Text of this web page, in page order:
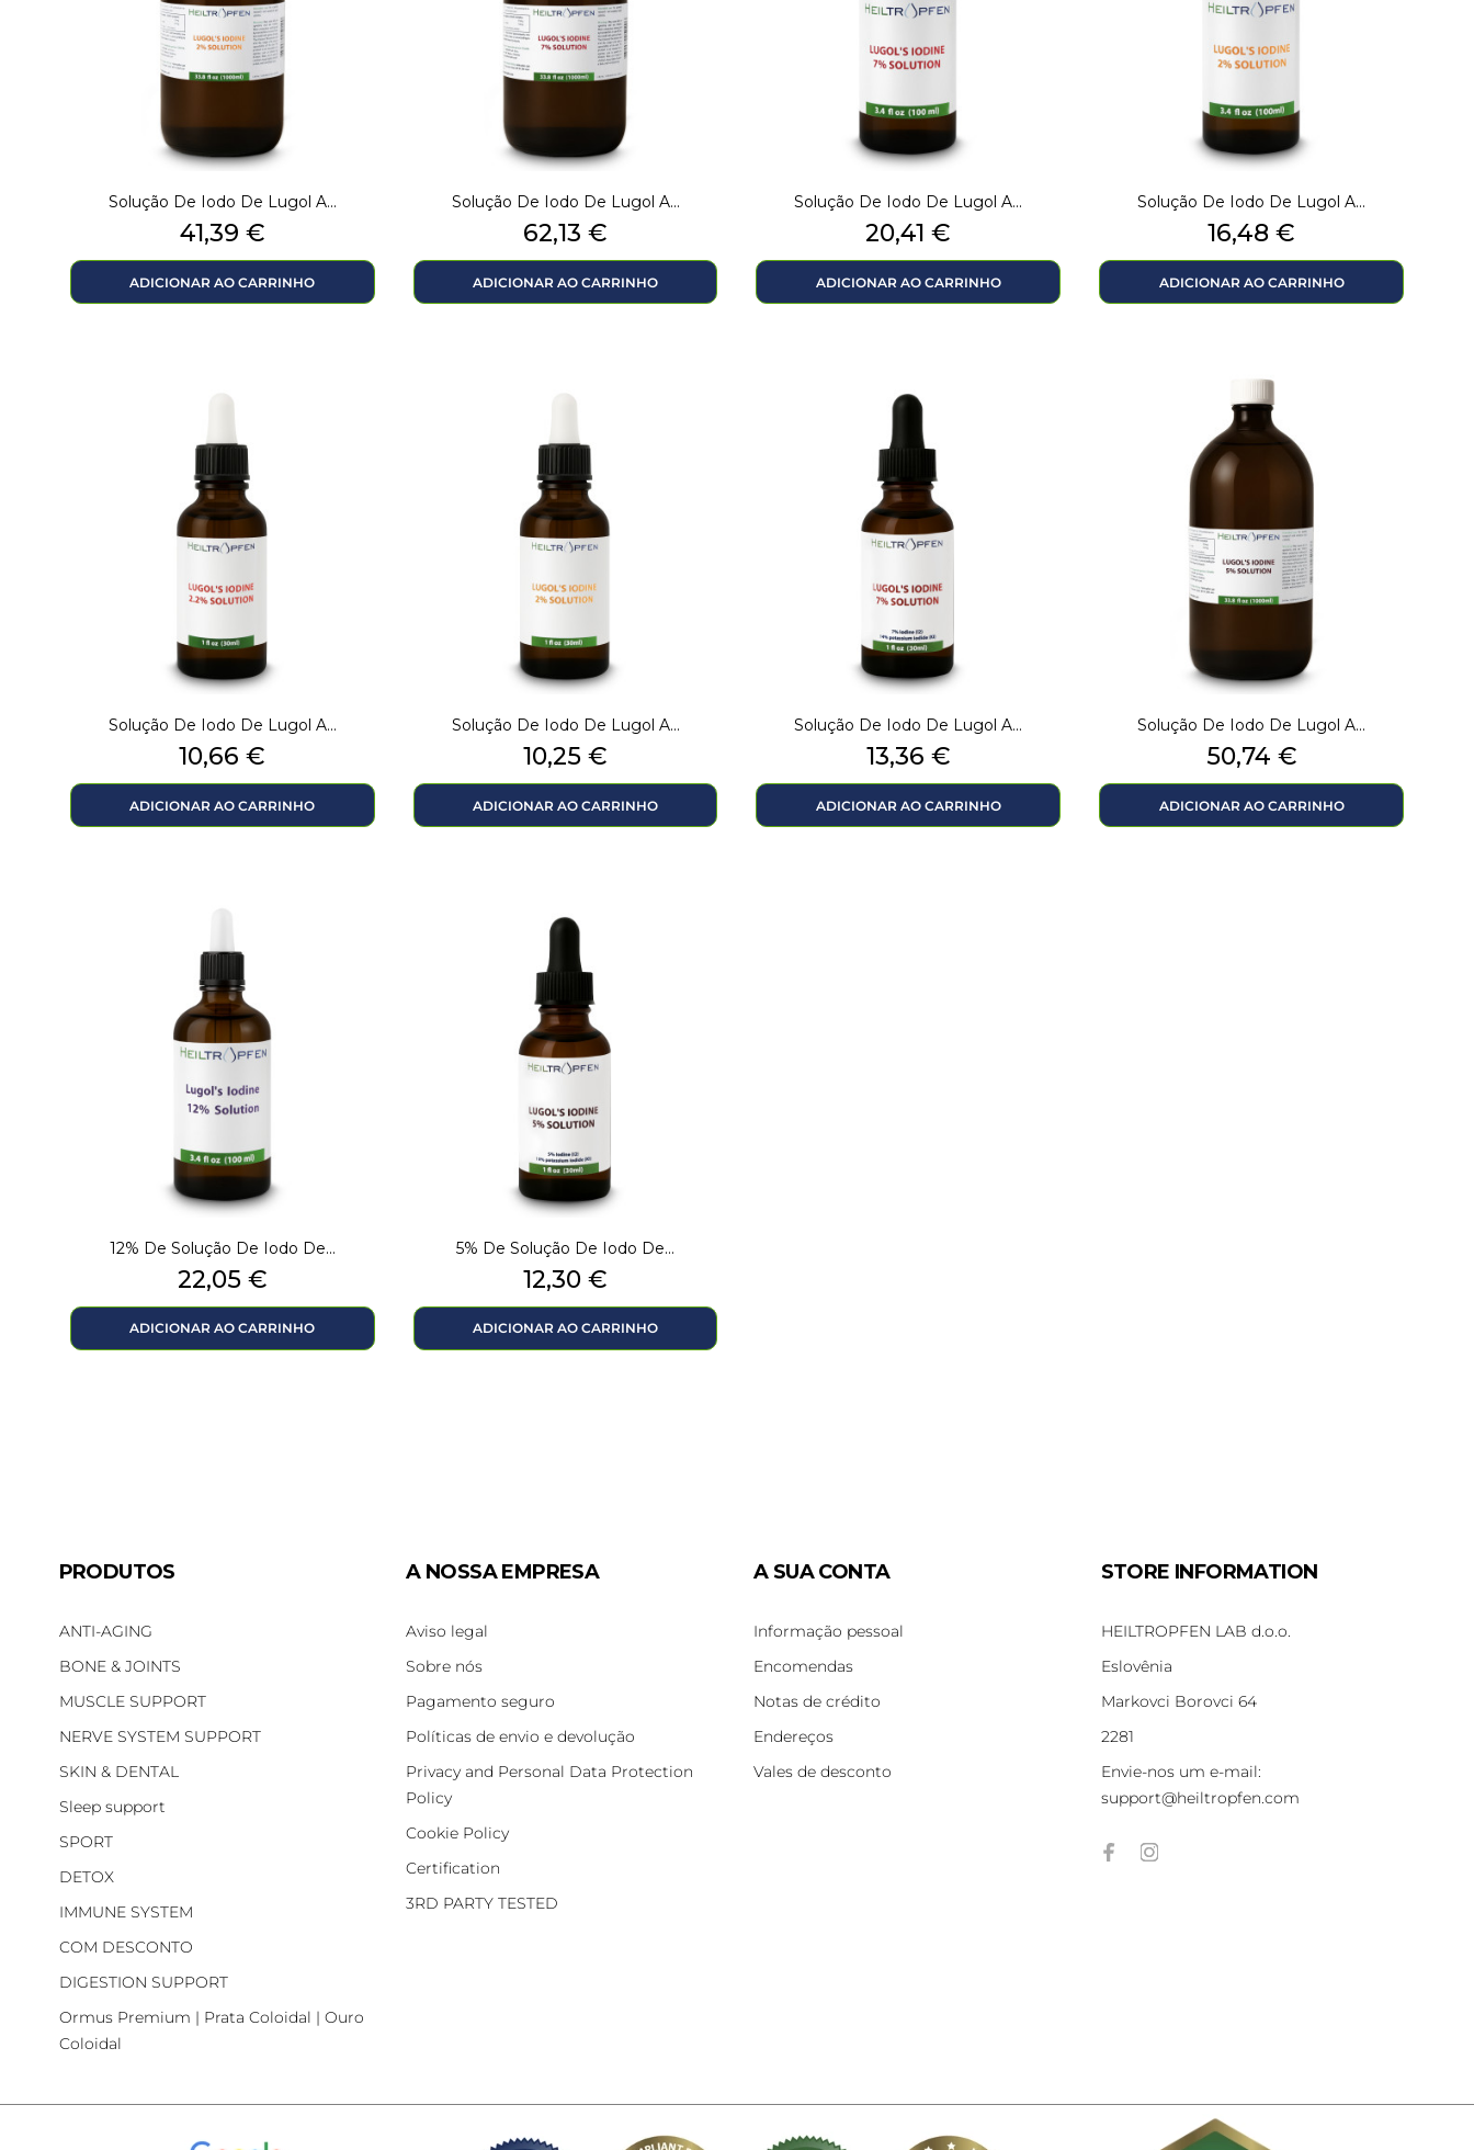
Solução De Iodo De Lugol A...
Preço
41,39 €
ADICIONAR AO CARRINHO
Solução De Iodo De Lugol A...
Preço
62,13 €
ADICIONAR AO CARRINHO
Solução De Iodo De Lugol A...
Preço
20,41 €
ADICIONAR AO CARRINHO
Solução De Iodo De Lugol A...
Preço
16,48 €
ADICIONAR AO CARRINHO
Solução De Iodo De Lugol A...
Preço
10,66 €
ADICIONAR AO CARRINHO
Solução De Iodo De Lugol A...
Preço
10,25 €
ADICIONAR AO CARRINHO
Solução De Iodo De Lugol A...
Preço
13,36 €
ADICIONAR AO CARRINHO
Solução De Iodo De Lugol A...
Preço
50,74 €
ADICIONAR AO CARRINHO
12% De Solução De Iodo De...
Preço
22,05 €
ADICIONAR AO CARRINHO
5% De Solução De Iodo De...
Preço
12,30 €
ADICIONAR AO CARRINHO
PRODUTOS
ANTI-AGING
BONE & JOINTS
MUSCLE SUPPORT
NERVE SYSTEM SUPPORT
SKIN & DENTAL
Sleep support
SPORT
DETOX
IMMUNE SYSTEM
COM DESCONTO
DIGESTION SUPPORT
Ormus Premium | Prata Coloidal | Ouro
Coloidal
A NOSSA EMPRESA
Aviso legal
Sobre nós
Pagamento seguro
Políticas de envio e devolução
Privacy and Personal Data Protection
Policy
Cookie Policy
Certification
3RD PARTY TESTED
A SUA CONTA
Informação pessoal
Encomendas
Notas de crédito
Endereços
Vales de desconto
STORE INFORMATION
HEILTROPFEN LAB d.o.o.
Eslovênia
Markovci Borovci 64
2281
Envie-nos um e-mail:
support@heiltropfen.com